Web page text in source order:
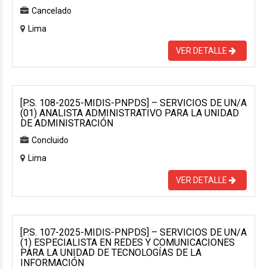
Cancelado
Lima
VER DETALLE
[P.S. 108-2025-MIDIS-PNPDS] – SERVICIOS DE UN/A
(01) ANALISTA ADMINISTRATIVO PARA LA UNIDAD
DE ADMINISTRACIÓN
Concluido
Lima
VER DETALLE
[P.S. 107-2025-MIDIS-PNPDS] – SERVICIOS DE UN/A
(1) ESPECIALISTA EN REDES Y COMUNICACIONES
PARA LA UNIDAD DE TECNOLOGÍAS DE LA
INFORMACIÓN